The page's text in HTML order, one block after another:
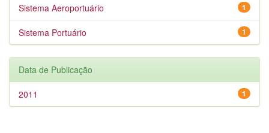
1
Sistema Aeroportuário
1
Sistema Portuário
Data de Publicação
1
2011